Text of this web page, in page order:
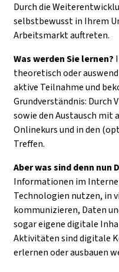
Durch die
selbstbewusst in Ihrem
Arbeitsmarkt auftreten.
Was werden Sie lernen?
theoretisch oder
aktive Teilnahme und
Grundverständnis: Durch
sowie den Austausch mit
Onlinekurs und in den
Treffen.
Aber was sind denn nun
Informationen im
Technologien nutzen, in
kommunizieren, Daten
sogar eigene digitale
Aktivitäten sind digitale
erlernen oder ausbauen